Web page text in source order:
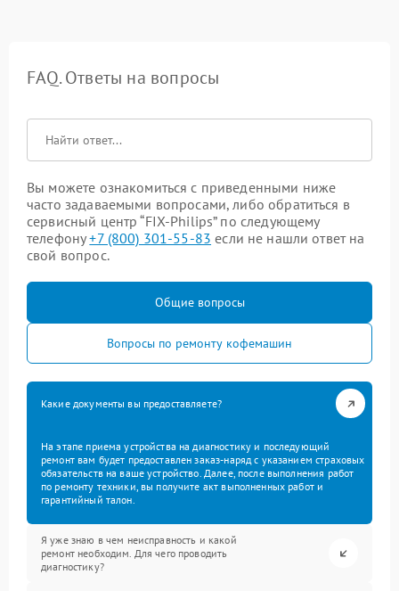
FAQ. Ответы на вопросы
Вы можете ознакомиться с приведенными ниже
часто задаваемыми вопросами, либо обратиться в
сервисный центр “FIX-Philips” по следующему
телефону+7 (800) 301-55-83 если не нашли ответ на
свой вопрос.
Общие вопросы
Вопросы по ремонту кофемашин
Какие документы вы предоставляете?
На этапе приема устройства на диагностику и последующий
ремонт вам будет предоставлен заказ-наряд с указанием страховых
обязательств на ваше устройство. Далее, после выполнения работ
по ремонту техники, вы получите акт выполненных работ и
гарантийный талон.
Я уже знаю в чем неисправность и какой
ремонт необходим. Для чего проводить
диагностику?